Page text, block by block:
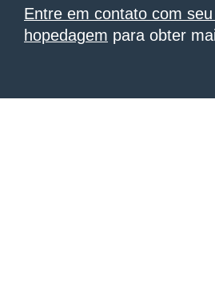
Entre em contato com
hopedagem para obter